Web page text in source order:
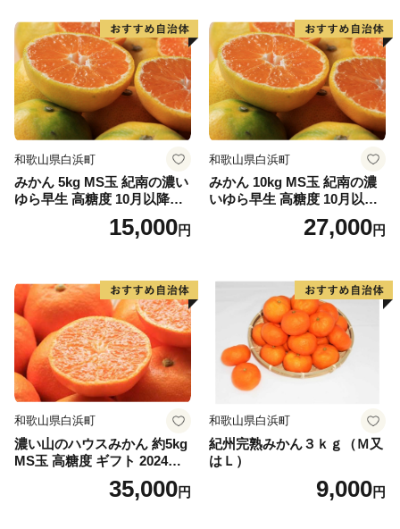
和歌山県白浜町
みかん 5kg MS玉 紀南の濃い
ゆら早生 高糖度 10月以降発
送 マルチ被覆栽培15,000円
和歌山県白浜町
みかん 10kg MS玉 紀南の濃
いゆら早生 高糖度 10月以降
発送 マルチ被覆栽培27,000円
和歌山県白浜町
濃い山のハウスみかん 約5kg
MS玉 高糖度 ギフト 2024年7
35,000円
和歌山県白浜町
紀州完熟みかん３ｋｇ（Ｍ又
はＬ）
9,000円